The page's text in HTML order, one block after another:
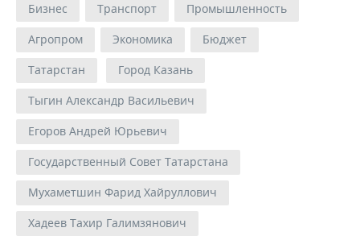
Бизнес
Транспорт
Промышленность
Агропром
Экономика
Бюджет
Татарстан
Город Казань
Тыгин Александр Васильевич
Егоров Андрей Юрьевич
Государственный Совет Татарстана
Мухаметшин Фарид Хайруллович
Хадеев Тахир Галимзянович